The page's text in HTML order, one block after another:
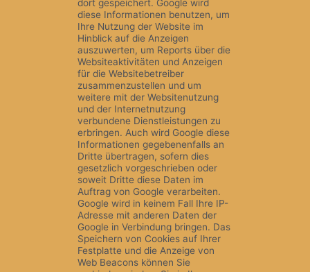
dort gespeichert. Google wird
diese Informationen benutzen, um
Ihre Nutzung der Website im
Hinblick auf die Anzeigen
auszuwerten, um Reports über die
Websiteaktivitäten und Anzeigen
für die Websitebetreiber
zusammenzustellen und um
weitere mit der Websitenutzung
und der Internetnutzung
verbundene Dienstleistungen zu
erbringen. Auch wird Google diese
Informationen gegebenenfalls an
Dritte übertragen, sofern dies
gesetzlich vorgeschrieben oder
soweit Dritte diese Daten im
Auftrag von Google verarbeiten.
Google wird in keinem Fall Ihre IP-
Adresse mit anderen Daten der
Google in Verbindung bringen. Das
Speichern von Cookies auf Ihrer
Festplatte und die Anzeige von
Web Beacons können Sie